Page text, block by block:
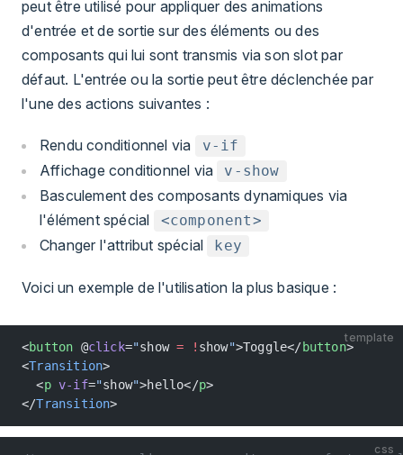
peut être utilisé pour appliquer des animations
d'entrée et de sortie sur des éléments ou des
composants qui lui sont transmis via son slot par
défaut. L'entrée ou la sortie peut être déclenchée par
l'une des actions suivantes :
Rendu conditionnel via v-if
Affichage conditionnel via v-show
Basculement des composants dynamiques via
l'élément spécial
<component>
Changer l'attribut spécial key
Voici un exemple de l'utilisation la plus basique :
template
<button @click="show = ! show">Toggle</button>
<Transition>
  <
p v-if="show">hello</p>
</Transition>
css